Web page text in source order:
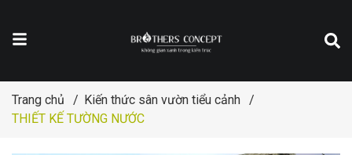
Trang chủ / Kiến thức sân vườn tiểu cảnh /
THIẾT KẾ TƯỜNG NƯỚC